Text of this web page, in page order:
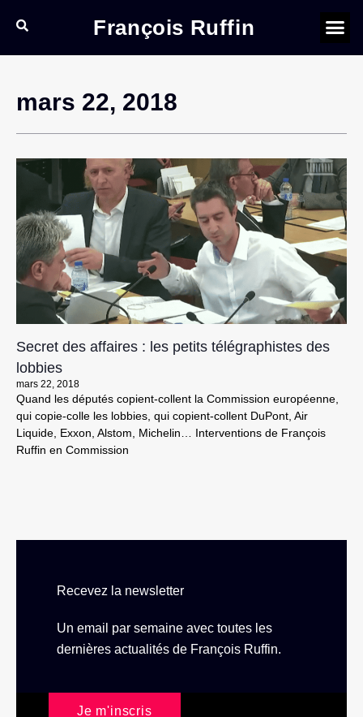
François Ruffin
mars 22, 2018
Secret des affaires : les petits télégraphistes des
lobbies
mars 22, 2018
Quand les députés copient-collent la Commission européenne,
qui copie-colle les lobbies, qui copient-collent DuPont, Air
Liquide, Exxon, Alstom, Michelin… Interventions de François
Ruffin en Commission
Recevez la newsletter
Un email par semaine avec toutes les
dernières actualités de François Ruffin.
Je m'inscris